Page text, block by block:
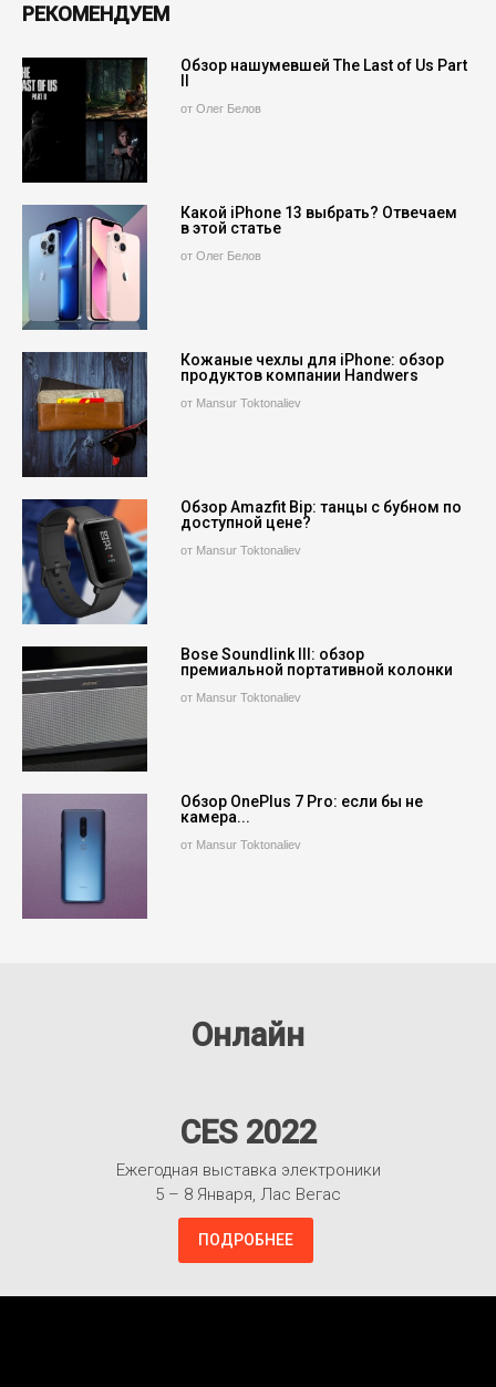
РЕКОМЕНДУЕМ
Обзор нашумевшей The Last of Us Part
от Олег Белов
Какой iPhone 13 выбрать? Отвечаем
в этой статье
от Олег Белов
Кожаные чехлы для iPhone: обзор
продуктов компании Handwers
от Mansur Toktonaliev
Обзор Amazfit Bip: танцы с бубном по
доступной цене?
от Mansur Toktonaliev
Bose Soundlink III: обзор
премиальной портативной колонки
от Mansur Toktonaliev
Обзор OnePlus 7 Pro: если бы не
камера...
от Mansur Toktonaliev
Онлайн
CES 2022
Ежегодная выставка электроники
5 – 8 Января, Лас Вегас
ПОДРОБНЕЕ